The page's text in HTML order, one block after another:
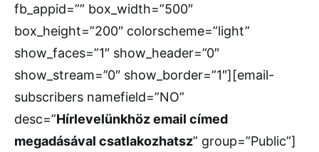
fb_appid=”” box_width=”500″
box_height=”200″ colorscheme=”light”
show_faces=”1″ show_header=”0″
show_stream=”0″ show_border=”1″][email-
subscribers namefield=”NO”
desc=”Hírlevelünkhöz email címed
megadásával csatlakozhatsz” group=”Public”]